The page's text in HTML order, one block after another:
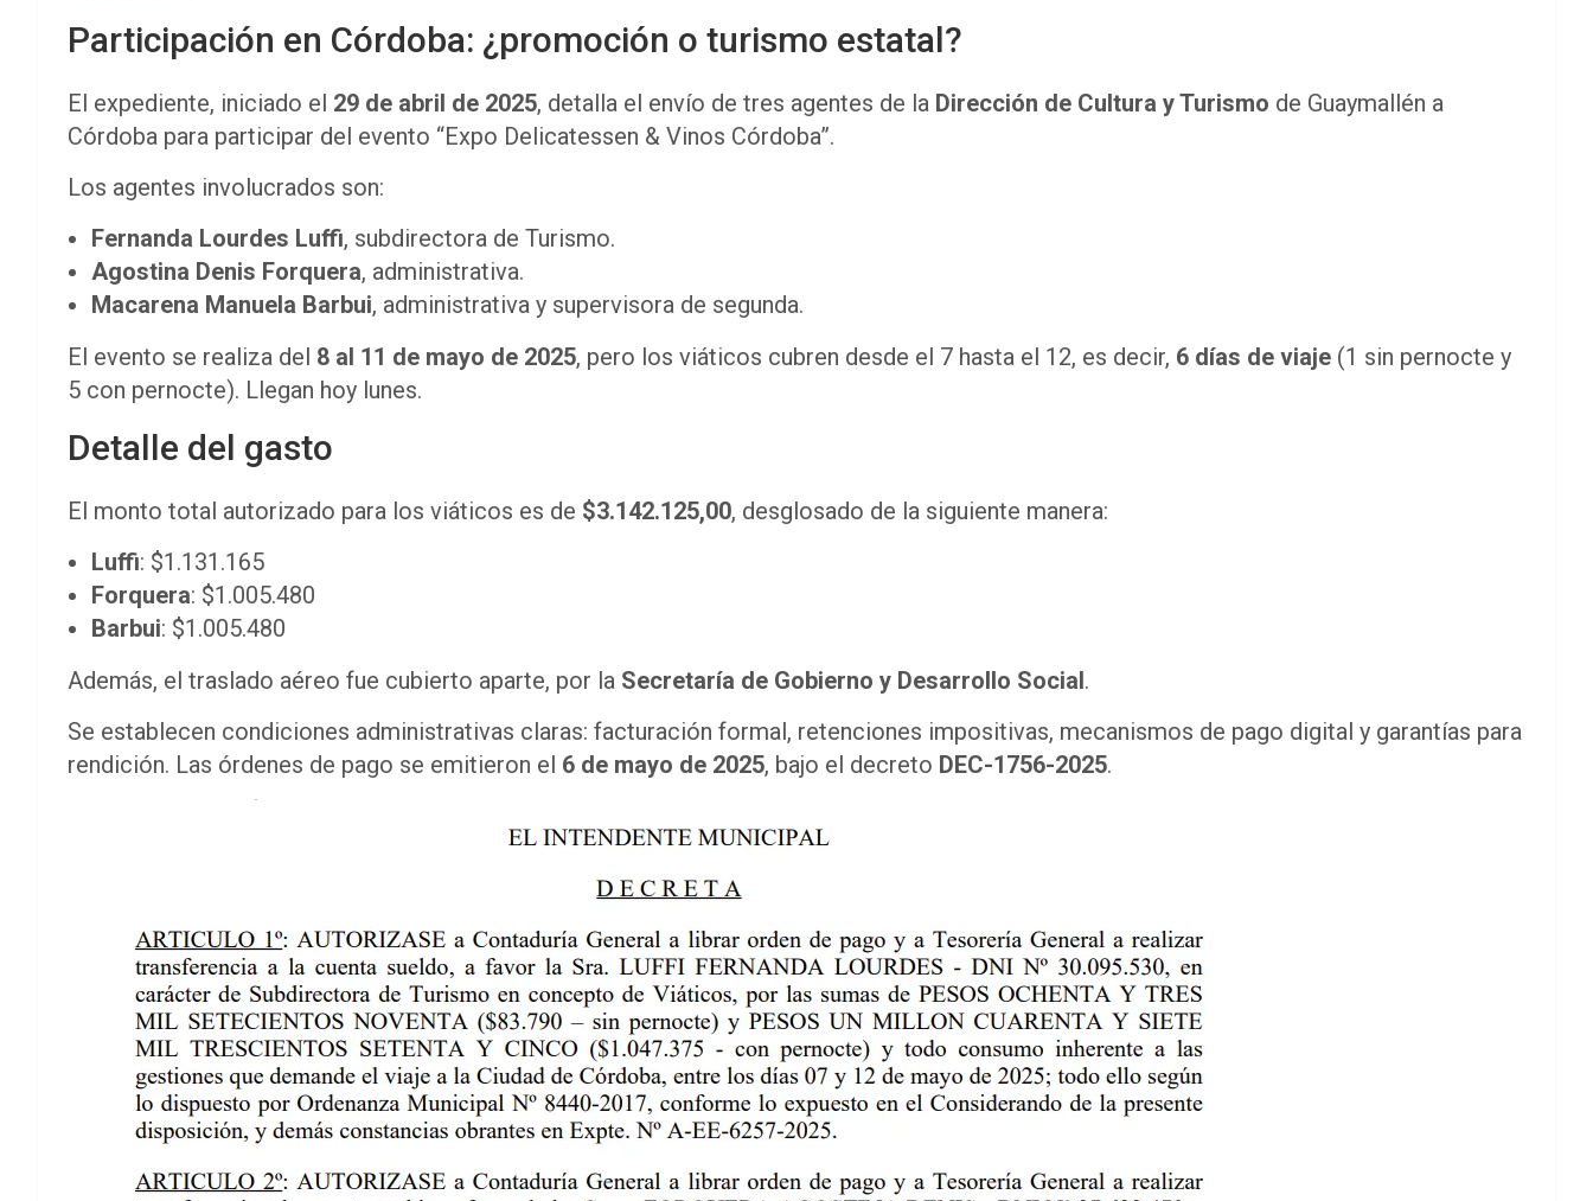
Participación en Córdoba: ¿promoción o turismo estatal?
El expediente, iniciado el 29 de abril de 2025, detalla el envío de tres agentes de la Dirección de Cultura y Turismo de Guaymallén a
Córdoba para participar del evento “Expo Delicatessen & Vinos Córdoba”.
Los agentes involucrados son:
Fernanda Lourdes Luffi, subdirectora de Turismo.
Agostina Denis Forquera, administrativa.
Macarena Manuela Barbui, administrativa y supervisora de segunda.
El evento se realiza del 8 al 11 de mayo de 2025, pero los viáticos cubren desde el 7 hasta el 12, es decir, 6 días de viaje (1 sin pernocte y
5 con pernocte). Llegan hoy lunes.
Detalle del gasto
El monto total autorizado para los viáticos es de $3.142.125,00, desglosado de la siguiente manera:
Luffi: $1.131.165
Forquera: $1.005.480
Barbui: $1.005.480
Además, el traslado aéreo fue cubierto aparte, por la Secretaría de Gobierno y Desarrollo Social.
Se establecen condiciones administrativas claras: facturación formal, retenciones impositivas, mecanismos de pago digital y garantías para
rendición. Las órdenes de pago se emitieron el 6 de mayo de 2025, bajo el decreto DEC-1756-2025.